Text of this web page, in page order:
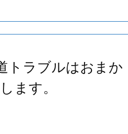
トラブルはおまか
ます。